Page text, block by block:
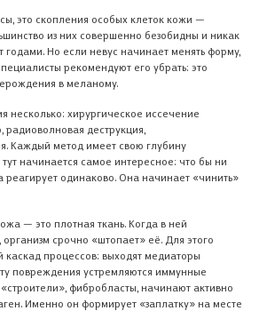
это скопления особых клеток кожи —
из них совершенно безобидны и никак
годами. Но если невус начинает менять форму,
рекомендуют его убрать: это
в меланому.
несколько: хирургическое иссечение
радиоволновая деструкция,
Каждый метод имеет свою глубину
тут начинается самое интересное: что бы ни
реагирует одинаково. Она начинает «чинить»
— это плотная ткань. Когда в ней
организм срочно «штопает» её. Для этого
каскад процессов: выходят медиаторы
повреждения устремляются иммунные
фибробласты, начинают активно
Именно он формирует «заплатку» на месте